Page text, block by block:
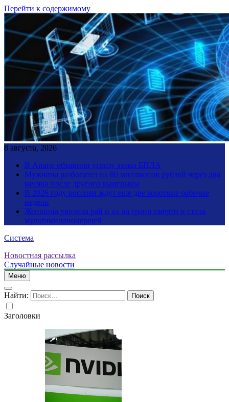
Перейти к содержимому
8 августа, 2026
В Анапе объявили угрозу атаки БПЛА
Мужчина разбогател на 80 миллионов рублей через два
месяца после другого выигрыша
В 2026 году россиян ждут еще две короткие рабочие
недели
Женщина увидела рай и ад на грани смерти и стала
мультимиллионершей
Система
Новостная рассылка
Случайные новости
Меню
Найти:
Заголовки